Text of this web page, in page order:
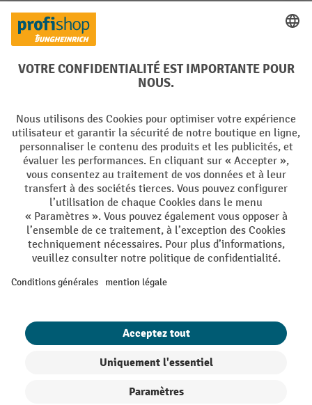
Réseaux sociaux
Facebook
YouTube
LinkedIn
Instagram
Langues
DE FR
Conditions générales de vente Mentions Légales
Protection des Données Politique de cookies
All prices excl. VAT plusshipping costsand possible delivery charges,
if not stated otherwise.
avec d'autres réductions en pourcentage ou bons de réduction. | ² Une
réduction unique est offerte lors de la première inscription à la
newsletter. Le bon, valable 10 jours, peut être utilisé en ligne pour
pourcentage de remise varie selon la catégorie de produits, pouvant